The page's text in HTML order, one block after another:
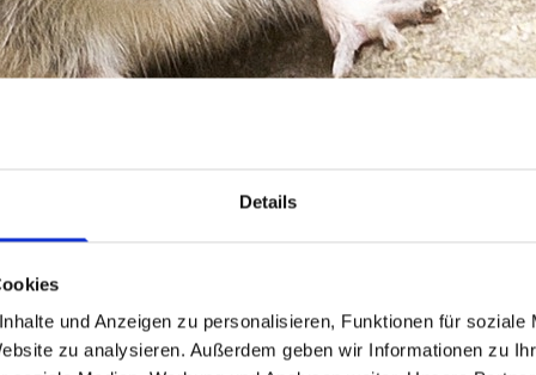
Details
und Anzeigen zu personalisieren, Funktionen für soziale
zu analysieren. Außerdem geben wir Informationen zu
Jürgen Purschke in